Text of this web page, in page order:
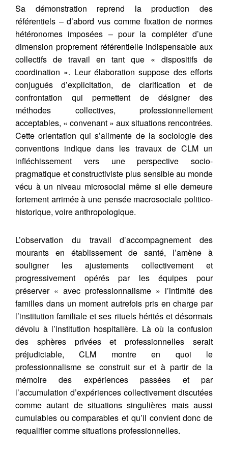
Sa démonstration reprend la production des
référentiels – d’abord vus comme fixation de normes
hétéronomes imposées – pour la compléter d’une
dimension proprement référentielle indispensable aux
collectifs de travail en tant que « dispositifs de
coordination ». Leur élaboration suppose des efforts
conjugués d’explicitation, de clarification et de
confrontation qui permettent de désigner des
méthodes collectives, professionnellement
acceptables, « convenant » aux situations rencontrées.
Cette orientation qui s’alimente de la sociologie des
conventions indique dans les travaux de CLM un
infléchissement vers une perspective socio-
pragmatique et constructiviste plus sensible au monde
vécu à un niveau microsocial même si elle demeure
fortement arrimée à une pensée macrosociale politico-
historique, voire anthropologique.
L’observation du travail d’accompagnement des
mourants en établissement de santé, l’amène à
souligner les ajustements collectivement et
progressivement opérés par les équipes pour
préserver « avec professionnalisme » l’intimité des
familles dans un moment autrefois pris en charge par
l’institution familiale et ses rituels hérités et désormais
dévolu à l’institution hospitalière. Là où la confusion
des sphères privées et professionnelles serait
préjudiciable, CLM montre en quoi le
professionnalisme se construit sur et à partir de la
mémoire des expériences passées et par
l’accumulation d’expériences collectivement discutées
comme autant de situations singulières mais aussi
cumulables ou comparables et qu’il convient donc de
requalifier comme situations professionnelles.